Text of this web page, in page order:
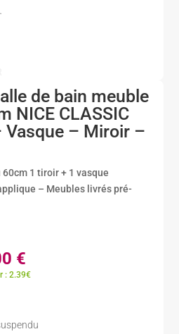
de bain meuble
NICE CLASSIC
Vasque – Miroir –
1 tiroir + 1 vasque
– Meubles livrés pré-
€.
€
prix
335,00 €.
: 2.39€